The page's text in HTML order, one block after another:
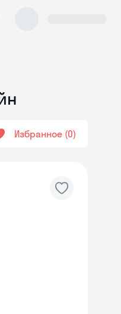
Избранное 0